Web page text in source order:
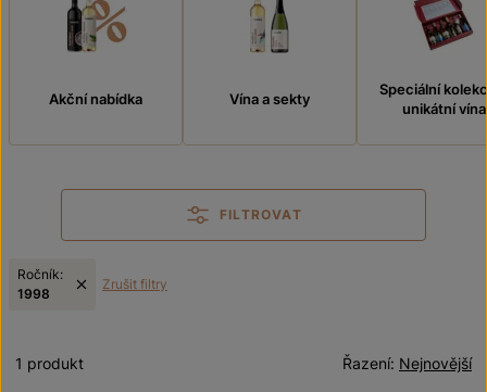
Akční nabídka Vína a sekty
Speciální
unikátní vína
FILTROVAT
Ročník:
1998
Zrušit filtry
Nejnovější
Řazení:
1 produkt